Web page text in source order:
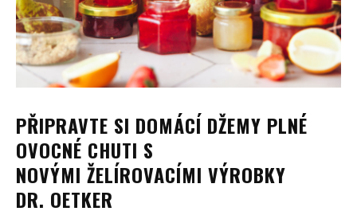
PŘIPRAVTE SI DOMÁCÍ DŽEMY PLNÉ
OVOCNÉ CHUTI S
NOVÝMI ŽELÍROVACÍMI VÝROBKY
DR. OETKER